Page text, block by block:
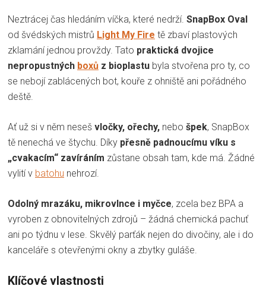
Neztrácej čas hledáním víčka, které nedrží. SnapBox Oval
od švédských mistrů Light My Fire tě zbaví plastových
zklamání jednou provždy. Tato praktická dvojice
nepropustných boxů z bioplastu byla stvořena pro ty, co
se nebojí zablácených bot, kouře z ohniště ani pořádného
deště.
Ať už si v něm neseš vločky, ořechy, nebo špek, SnapBox
tě nenechá ve štychu. Díky přesně padnoucímu víku s
„cvakacím“ zavíráním zůstane obsah tam, kde má. Žádné
vylití v batohu nehrozí.
Odolný mrazáku, mikrovlnce i myčce, zcela bez BPA a
vyroben z obnovitelných zdrojů – žádná chemická pachuť
ani po týdnu v lese. Skvělý parťák nejen do divočiny, ale i do
kanceláře s otevřenými okny a zbytky guláše.
Klíčové vlastnosti